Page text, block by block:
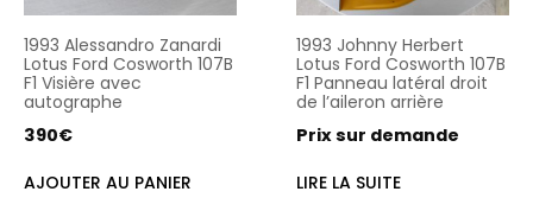
1993 Alessandro Zanardi
Lotus Ford Cosworth 107B
F1 Visière avec
autographe
390€
AJOUTER AU PANIER
1993 Johnny Herbert
Lotus Ford Cosworth 107B
F1 Panneau latéral droit
de l’aileron arrière
Prix sur demande
LIRE LA SUITE